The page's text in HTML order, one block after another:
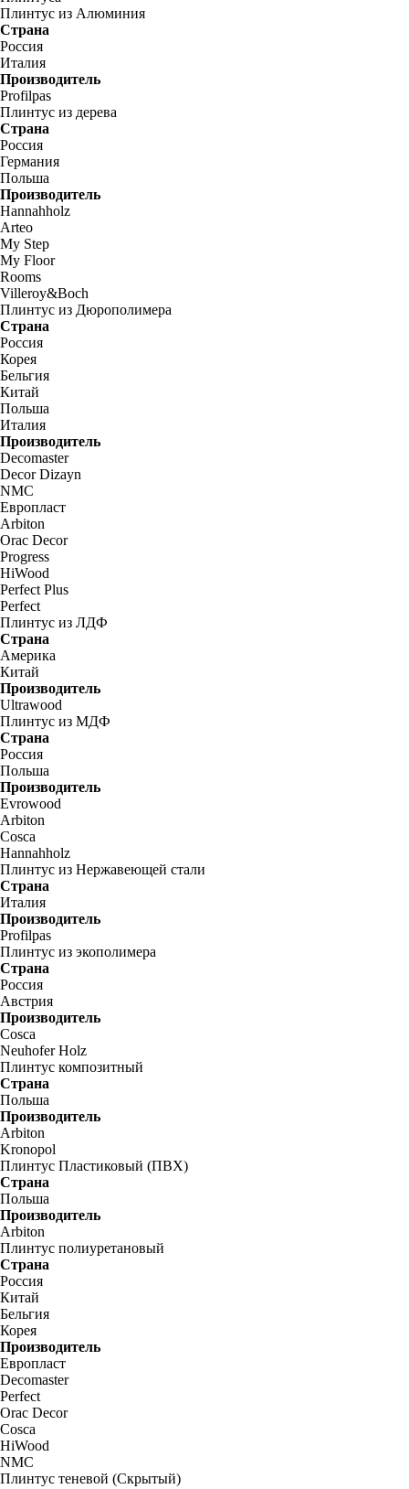
Плинтус из Алюминия
Страна
Россия
Италия
Производитель
Profilpas
Плинтус из дерева
Страна
Россия
Германия
Польша
Производитель
Hannahholz
Arteo
My Step
My Floor
Rooms
Villeroy&Boch
Плинтус из Дюрополимера
Страна
Россия
Корея
Бельгия
Китай
Польша
Италия
Производитель
Decomaster
Decor Dizayn
NMC
Европласт
Arbiton
Orac Decor
Progress
HiWood
Perfect Plus
Perfect
Плинтус из ЛДФ
Страна
Америка
Китай
Производитель
Ultrawood
Плинтус из МДФ
Страна
Россия
Польша
Производитель
Evrowood
Arbiton
Cosca
Hannahholz
Плинтус из Нержавеющей стали
Страна
Италия
Производитель
Profilpas
Плинтус из экополимера
Страна
Россия
Австрия
Производитель
Cosca
Neuhofer Holz
Плинтус композитный
Страна
Польша
Производитель
Arbiton
Kronopol
Плинтус Пластиковый (ПВХ)
Страна
Польша
Производитель
Arbiton
Плинтус полиуретановый
Страна
Россия
Китай
Бельгия
Корея
Производитель
Европласт
Decomaster
Perfect
Orac Decor
Cosca
HiWood
NMC
Плинтус теневой (Скрытый)